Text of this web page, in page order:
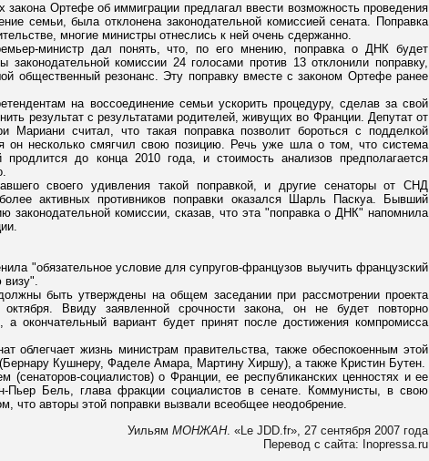
закона Ортефе об иммиграции предлагал ввести возможность проведения
семьи, была отклонена законодательной комиссией сената. Поправка
многие министры отнеслись к ней очень сдержанно.
министр дал понять, что, по его мнению, поправка о ДНК будет
законодательной комиссии 24 голосами против 13 отклонили поправку,
общественный резонанс. Эту поправку вместе с законом Ортефе ранее
на воссоединение семьи ускорить процедуру, сделав за свой
результат с результатами родителей, живущих во Франции. Депутат от
считал, что такая поправка позволит бороться с подделкой
он несколько смягчил свою позицию. Речь уже шла о том, что система
продлится до конца 2010 года, и стоимость анализов предполагается
своего удивления такой поправкой, и другие сенаторы от СНД
активных противников поправки оказался Шарль Паскуа. Бывший
законодательной комиссии, сказав, что эта "поправка о ДНК" напомнила
"обязательное условие для супругов-французов выучить французский
визу".
быть утверждены на общем заседании при рассмотрении проекта
Ввиду заявленной срочности закона, он не будет повторно
а окончательный вариант будет принят после достижения компромисса
облегчает жизнь министрам правительства, также обеспокоенным этой
(Бернару Кушнеру, Фаделе Амара, Мартину Хиршу), а также Кристин Бутен.
(сенаторов-социалистов) о Франции, ее республиканских ценностях и ее
Пьер Бель, глава фракции социалистов в сенате. Коммунисты, в свою
что авторы этой поправки вызвали всеобщее неодобрение.
Уильям МОНЖАН. «Le JDD.fr», 27 сентября 2007 года
Перевод с сайта: Inopressa.ru